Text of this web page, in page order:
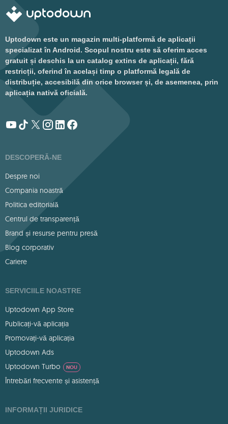
Uptodown este un magazin multi-platformă de aplicații
specializat în Android. Scopul nostru este să oferim acces
gratuit și deschis la un catalog extins de aplicații, fără
restricții, oferind în același timp o platformă legală de
distribuție, accesibilă din orice browser și, de asemenea, prin
aplicația nativă oficială.
DESCOPERĂ-NE
Despre noi
Compania noastră
Politica editorială
Centrul de transparență
Brand și resurse pentru presă
Blog corporativ
Cariere
SERVICIILE NOASTRE
Uptodown App Store
Publicați-vă aplicația
Promovați-vă aplicația
Uptodown Ads
Uptodown Turbo
NOU
Întrebări frecvente și asistență
INFORMAȚII JURIDICE